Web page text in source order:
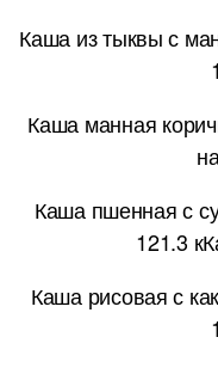
Каша из тыквы с
Каша манная
Каша пшенная с
121.3
Каша рисовая с